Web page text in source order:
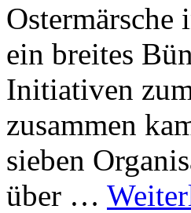
ein breites
Initiativen
zusammen
sieben
über …